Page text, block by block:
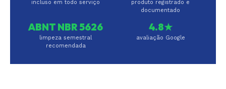
incluso em todo serviço
produto registrado e
documentado
ABNT NBR 5626
limpeza semestral
recomendada
4.8★
avaliação Google